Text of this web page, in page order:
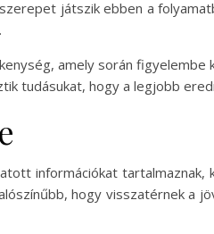
játszik ebben a
amely során figyelembe
tudásukat, hogy a legjobb
információkat tartalmaznak,
hogy visszatérnek a